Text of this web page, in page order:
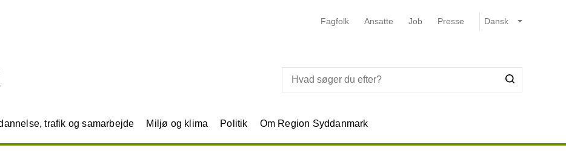
Fagfolk Ansatte Job Presse
trafik og samarbejde Miljø og klima Politik Om Region Syddanmark